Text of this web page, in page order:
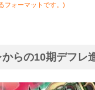
フォーマットです。)
らの10期デフレ